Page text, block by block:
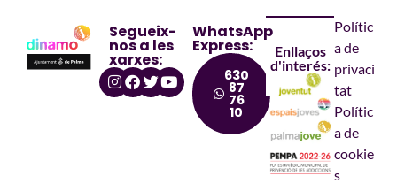
Segueix-
nos a les
xarxes:
WhatsApp
Express:
630
87
76
10
Enllaços
d'interés:
Polític
a de
privaci
tat
Polític
a de
cookie
s